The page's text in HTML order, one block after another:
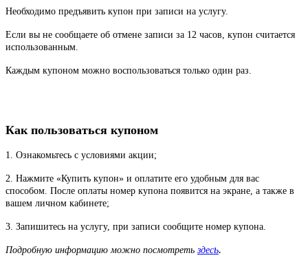
Необходимо предъявить купон при записи на услугу.
Если вы не сообщаете об отмене записи за 12 часов, купон считается
использованным.
Каждым купоном можно воспользоваться только один раз.
Как пользоваться купоном
1. Ознакомьтесь с условиями акции;
2. Нажмите «Купить купон» и оплатите его удобным для вас
способом. После оплаты номер купона появится на экране, а также в
вашем личном кабинете;
3. Запишитесь на услугу, при записи сообщите номер купона.
Подробную информацию можно посмотреть здесь.